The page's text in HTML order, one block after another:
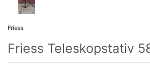
Friess
Friess Teleskopstativ